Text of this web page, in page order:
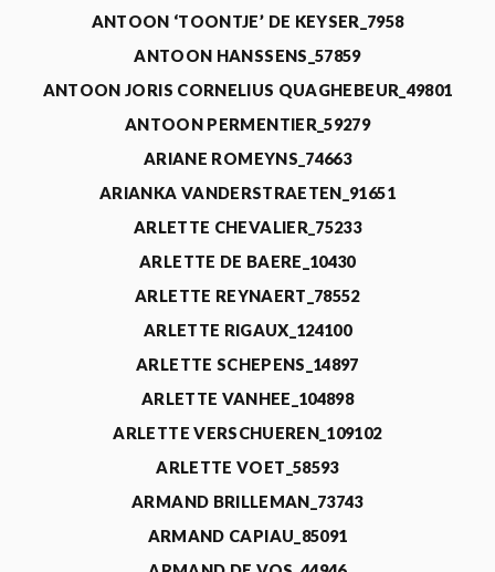
ANTOON ‘TOONTJE’ DE KEYSER_7958
ANTOON HANSSENS_57859
ANTOON JORIS CORNELIUS QUAGHEBEUR_49801
ANTOON PERMENTIER_59279
ARIANE ROMEYNS_74663
ARIANKA VANDERSTRAETEN_91651
ARLETTE CHEVALIER_75233
ARLETTE DE BAERE_10430
ARLETTE REYNAERT_78552
ARLETTE RIGAUX_124100
ARLETTE SCHEPENS_14897
ARLETTE VANHEE_104898
ARLETTE VERSCHUEREN_109102
ARLETTE VOET_58593
ARMAND BRILLEMAN_73743
ARMAND CAPIAU_85091